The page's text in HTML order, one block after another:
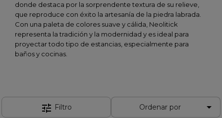
donde destaca por la sorprendente textura de su relieve,
que reproduce con éxito la artesanía de la piedra labrada.
Con una paleta de colores suave y cálida, Neolitick
representa la tradición y la modernidad y es ideal para
proyectar todo tipo de estancias, especialmente para
baños y cocinas.
tune Filtro Ordenar por 